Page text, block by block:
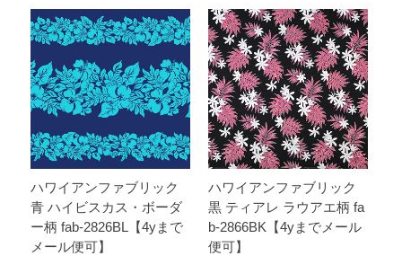
ハワイアンファブリック
青 ハイビスカス・ボーダ
ー柄 fab-2826BL【4yまで
メール便可】
ハワイアンファブリック
黒 ティアレ ラウアエ柄 fa
b-2866BK【4yまでメール
便可】